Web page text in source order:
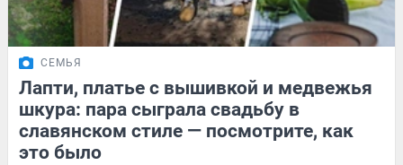
СЕМЬЯ
Лапти, платье с вышивкой и медвежья
шкура: пара сыграла свадьбу в
славянском стиле — посмотрите, как
это было